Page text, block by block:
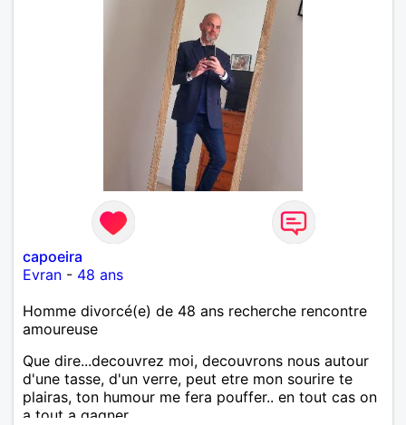
capoeira
Evran - 48 ans
Homme divorcé(e) de 48 ans recherche rencontre
amoureuse
Que dire...decouvrez moi, decouvrons nous autour
d'une tasse, d'un verre, peut etre mon sourire te
plairas, ton humour me fera pouffer.. en tout cas on
a tout a gagner.